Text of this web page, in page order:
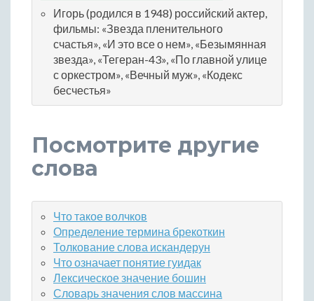
Игорь (родился в 1948) российский актер,
фильмы: «Звезда пленительного
счастья», «И это все о нем», «Безымянная
звезда», «Тегеран-43», «По главной улице
с оркестром», «Вечный муж», «Кодекс
бесчестья»
Посмотрите другие
слова
Что такое волчков
Определение термина брекоткин
Толкование слова искандерун
Что означает понятие гуидак
Лексическое значение бошин
Словарь значения слов массина